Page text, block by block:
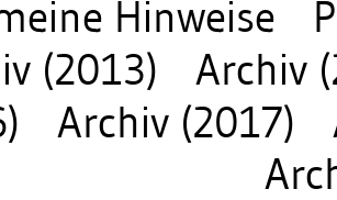
Hinweise
(2013)
Archiv
Archiv (2017)